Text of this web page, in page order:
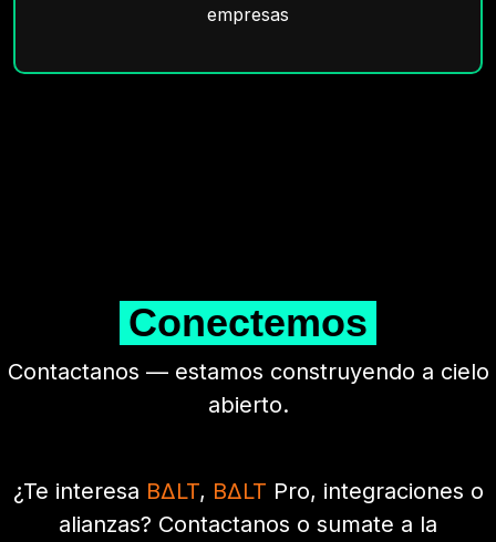
empresas
Conectemos
Contactanos — estamos construyendo a cielo
abierto.
¿Te interesa BΔLT, BΔLT Pro, integraciones o
alianzas? Contactanos o sumate a la